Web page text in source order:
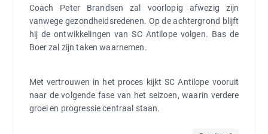
Coach Peter Brandsen zal voorlopig afwezig zijn
vanwege gezondheidsredenen. Op de achtergrond blijft
hij de ontwikkelingen van SC Antilope volgen. Bas de
Boer zal zijn taken waarnemen.
Met vertrouwen in het proces kijkt SC Antilope vooruit
naar de volgende fase van het seizoen, waarin verdere
groei en progressie centraal staan.